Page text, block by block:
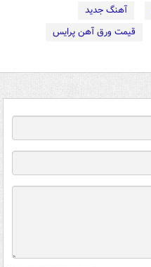
آهنگ جدید
قیمت ورق آهن پرایس